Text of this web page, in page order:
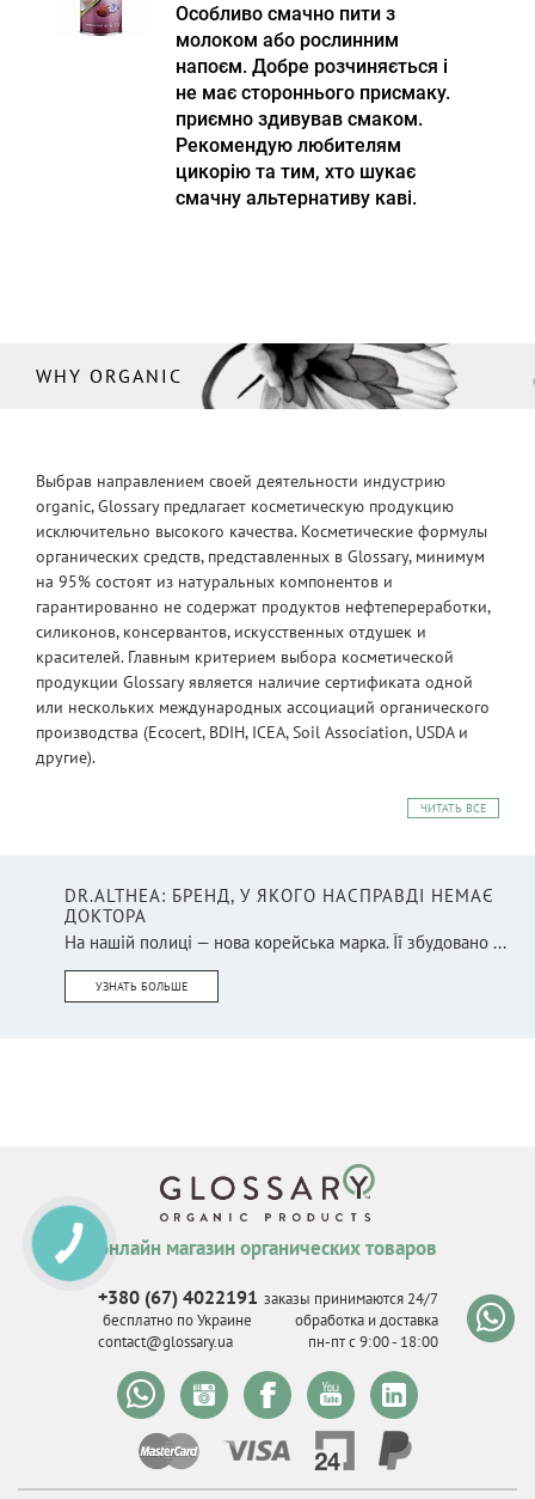
Особливо смачно пити з
молоком або рослинним
напоєм. Добре розчиняється і
не має стороннього присмаку.
приємно здивував смаком.
Рекомендую любителям
цикорію та тим, хто шукає
смачну альтернативу каві.
WHY ORGANIC
Выбрав направлением своей деятельности индустрию
organic, Glossary предлагает косметическую продукцию
исключительно высокого качества. Косметические формулы
органических средств, представленных в Glossary, минимум
на 95% состоят из натуральных компонентов и
гарантированно не содержат продуктов нефтепереработки,
силиконов, консервантов, искусственных отдушек и
красителей. Главным критерием выбора косметической
продукции Glossary является наличие сертификата одной
или нескольких международных ассоциаций органического
производства (Ecocert, BDIH, ICEA, Soil Association, USDA и
другие).
ЧИТАТЬ ВСЕ
DR.ALTHEA: БРЕНД, У ЯКОГО НАСПРАВДІ НЕМАЄ
ДОКТОРА
На нашій полиці — нова корейська марка. Її збудовано ...
УЗНАТЬ БОЛЬШЕ
онлайн магазин органических товаров
+380 (67) 4022191
бесплатно по Украине
contact@glossary.ua
заказы принимаются 24/7
обработка и доставка
пн-пт с 9:00 - 18:00
КНОПКА
СВЯЗИ